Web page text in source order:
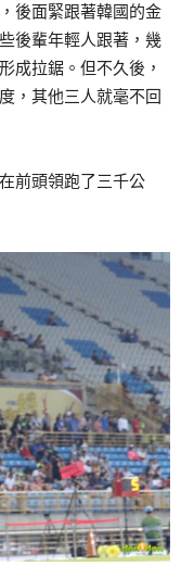
後面緊跟著韓國的金
後輩年輕人跟著，幾
成拉鋸。但不久後，
，其他三人就毫不回
前頭領跑了三千公